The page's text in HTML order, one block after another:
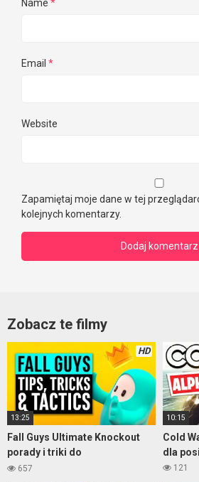
Name *
Email *
Website
Zapamiętaj moje dane w tej
kolejnych komentarzy.
Zobacz te filmy
HD
13:25
Fall Guys Ultimate Knockout
porady i triki do
najpopularniejszej gry
657
10:15
Cold
dla
121